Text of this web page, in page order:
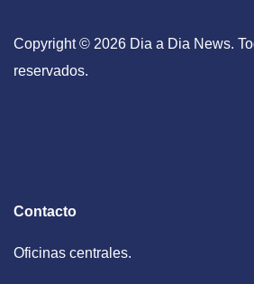
Copyright © 2026 Dia a Dia News.
reservados.
Contacto
Oficinas centrales.